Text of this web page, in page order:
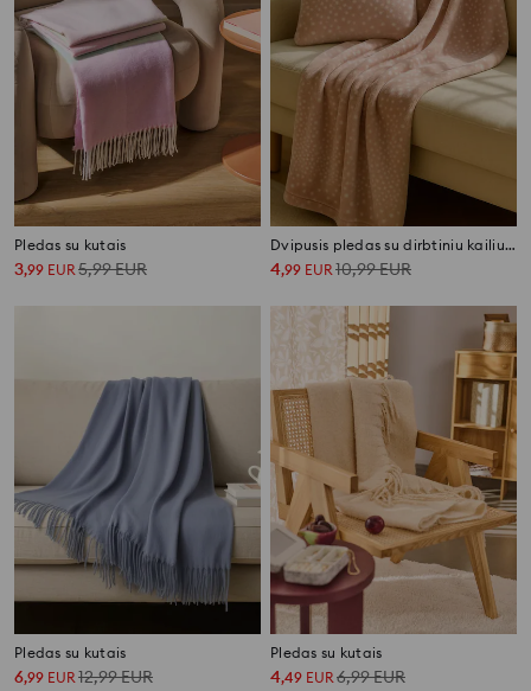
Pledas su kutais
3,99 EUR 5,99EUR
Dvipusis pledas su dirbtiniu kailiu ir flisu
4,99 EUR 10,99EUR
Pledas su kutais
6,99 EUR12,99EUR
Pledas su kutais
4,49 EUR6,99EUR